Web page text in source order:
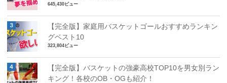
645,430ビュー
【完全版】家庭用バスケットゴールおすすめランキン
グベスト10
323,804ビュー
【完全版】バスケットの強豪高校TOP10を男女別ラン
キング！各校のOB・OGも紹介！